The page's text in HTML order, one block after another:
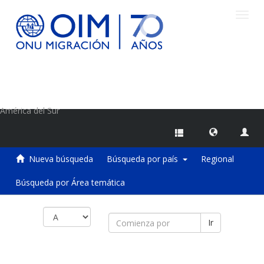
América del Sur
Nueva búsqueda Búsqueda por país Regional
Búsqueda por Área temática
Ir